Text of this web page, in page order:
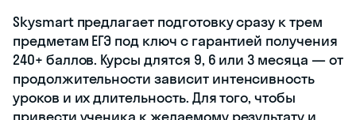
Skysmart предлагает подготовку сразу к трем
предметам ЕГЭ под ключ с гарантией получения
240+ баллов. Курсы длятся 9, 6 или 3 месяца — от
продолжительности зависит интенсивность
уроков и их длительность. Для того, чтобы
привести ученика к желаемому результату и